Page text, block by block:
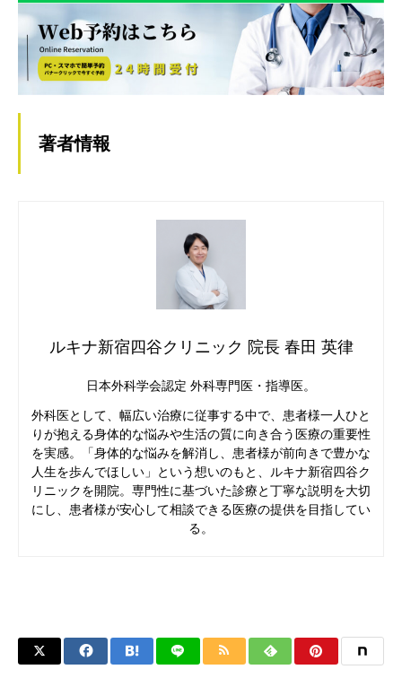
著者情報
ルキナ新宿四谷クリニック 院長 春田 英律
日本外科学会認定 外科専門医・指導医。
外科医として、幅広い治療に従事する中で、患者様一人ひと
りが抱える身体的な悩みや生活の質に向き合う医療の重要性
を実感。「身体的な悩みを解消し、患者様が前向きで豊かな
人生を歩んでほしい」という想いのもと、ルキナ新宿四谷ク
リニックを開院。専門性に基づいた診療と丁寧な説明を大切
にし、患者様が安心して相談できる医療の提供を目指してい
る。